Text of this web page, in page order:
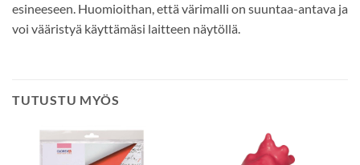
esineeseen. Huomioithan, että värimalli on suuntaa-antava ja
voi vääristyä käyttämäsi laitteen näytöllä.
TUTUSTU MYÖS